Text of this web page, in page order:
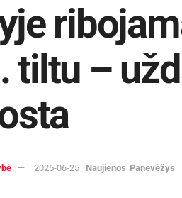
tiltu –
2025-06-25 Naujienos Panevėžys